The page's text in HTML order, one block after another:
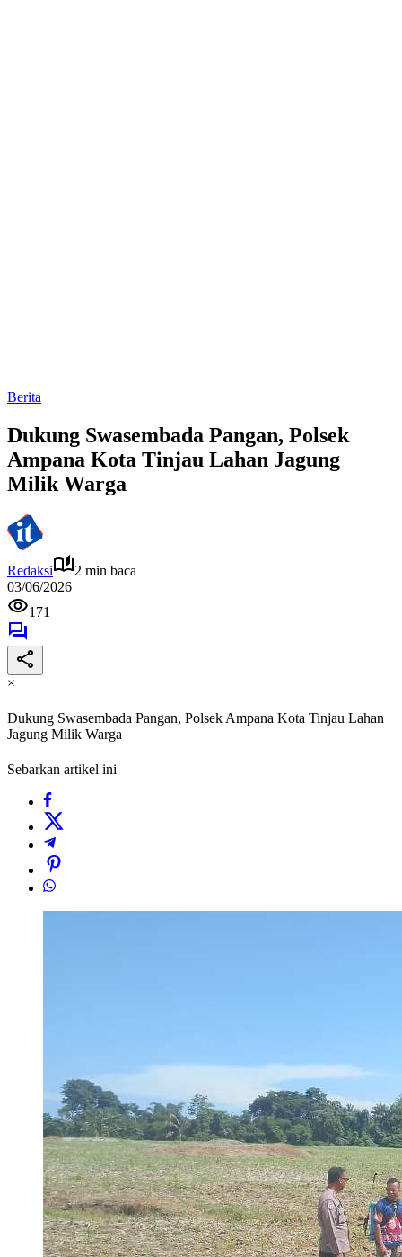
Berita
Dukung Swasembada Pangan, Polsek
Ampana Kota Tinjau Lahan Jagung
Milik Warga
Redaksi
2 min baca
03/06/2026
171
×
Dukung Swasembada Pangan, Polsek Ampana Kota Tinjau Lahan
Jagung Milik Warga
Sebarkan artikel ini